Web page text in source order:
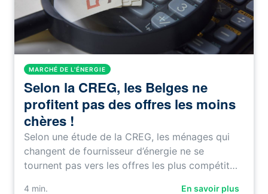
MARCHÉ DE L'ÉNERGIE
Selon la CREG, les Belges ne
profitent pas des offres les moins
chères !
Selon une étude de la CREG, les ménages qui
changent de fournisseur d’énergie ne se
tournent pas vers les offres les plus compétit…
4 min. En savoir plus